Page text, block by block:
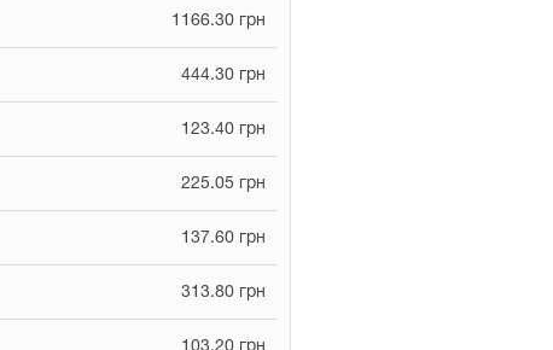
1166.30 грн
444.30 грн
123.40 грн
225.05 грн
137.60 грн
313.80 грн